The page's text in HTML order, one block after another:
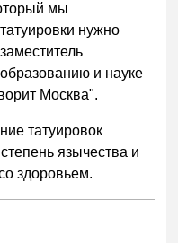
мы
нужно
и науке
Москва".
татуировок
язычества и
здоровьем.